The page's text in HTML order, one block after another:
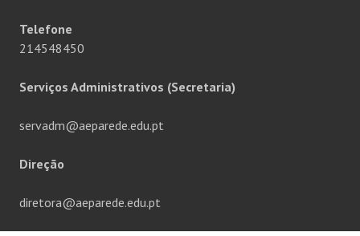
Telefone
214548450
Serviços Administrativos (Secretaria)
servadm@aeparede.edu.pt
Direção
diretora@aeparede.edu.pt